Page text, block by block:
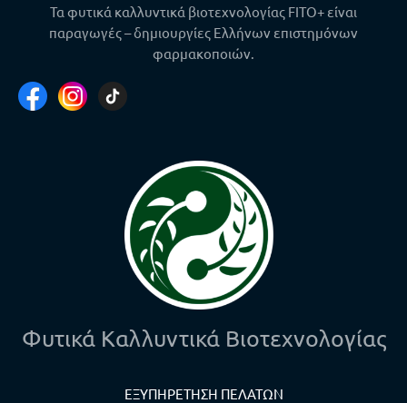
Τα φυτικά καλλυντικά βιοτεχνολογίας FITO+ είναι
παραγωγές – δημιουργίες Ελλήνων επιστημόνων
φαρμακοποιών.
Φυτικά Καλλυντικά Βιοτεχνολογίας
ΕΞΥΠΗΡΕΤΗΣΗ ΠΕΛΑΤΩΝ